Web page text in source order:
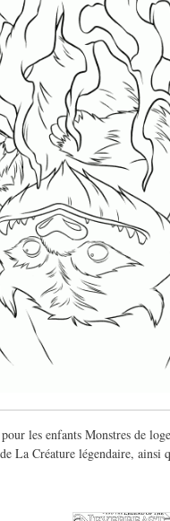
les enfants Monstres de
La Créature légendaire, ainsi